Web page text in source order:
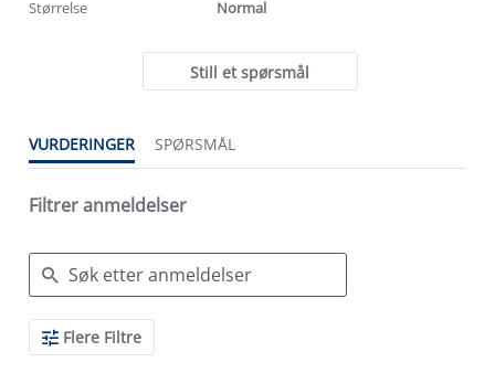
Størrelse Normal
Still et spørsmål
VURDERINGER SPØRSMÅL
Filtrer anmeldelser
Search
ReviewsFlere Filtre